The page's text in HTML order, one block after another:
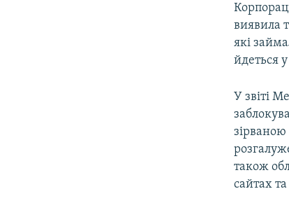
виявила
які
йдеться у
У звіті
зірваною
також
сайтах